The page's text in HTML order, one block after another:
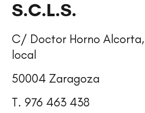
S.C.L.S.
C/ Doctor Horno Alcorta,
local
50004 Zaragoza
T. 976 463 438